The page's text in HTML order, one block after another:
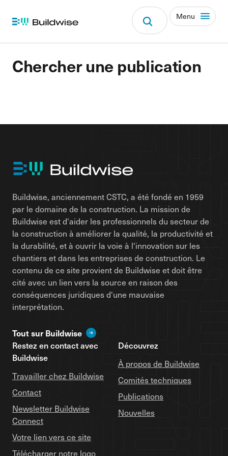
Menu
Chercher une publication
Buildwise, anciennement CSTC, a été fondé en 1959
par le domaine de la construction. La mission de
Buildwise est d'aider les professionnels du secteur de
la construction à améliorer la qualité, la productivité et
la durabilité, et à ouvrir la voie à l'innovation sur les
chantiers et dans les entreprises de construction. Le
contenu de ce site provient de Buildwise et doit être
cité avec un lien vers la source en raison des
conséquences juridiques d'une mauvaise
interprétation.
Tout sur Buildwise
Restez en contact avec
Buildwise
Travailler chez Buildwise
Contact
Newsletter Buildwise
Connect
Votre lien vers ce site
Télécharger notre logo
Découvrez
À propos de Buildwise
Comités techniques
Publications
Nouvelles